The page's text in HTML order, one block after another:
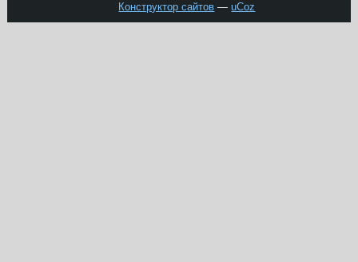
Конструктор сайтов —uCoz